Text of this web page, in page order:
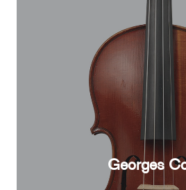
Georges